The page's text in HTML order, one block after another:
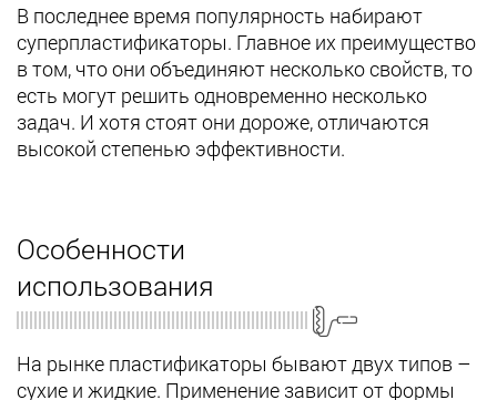
В последнее время популярность набирают
суперпластификаторы. Главное их преимущество
в том, что они объединяют несколько свойств, то
есть могут решить одновременно несколько
задач. И хотя стоят они дороже, отличаются
высокой степенью эффективности.
Особенности
использования
На рынке пластификаторы бывают двух типов –
сухие и жидкие. Применение зависит от формы